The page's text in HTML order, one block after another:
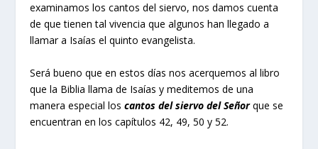
examinamos los cantos del siervo, nos damos cuenta
de que tienen tal vivencia que algunos han llegado a
llamar a Isaías el quinto evangelista.
Será bueno que en estos días nos acerquemos al libro
que la Biblia llama de Isaías y meditemos de una
manera especial loscantos del siervo del Señorque se
encuentran en los capítulos 42, 49, 50 y 52.